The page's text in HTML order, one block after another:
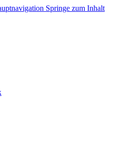
Springe zum Inhalt